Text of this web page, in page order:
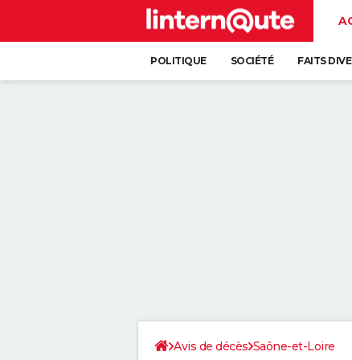
POLITIQUE SOCIÉTÉ FAITS
Avis de décès Saône-et-Loire